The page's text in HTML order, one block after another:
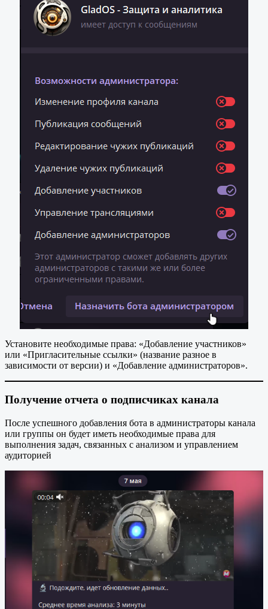
Установите необходимые права: «Добавление участников»
или «Пригласительные ссылки» (название разное в
зависимости от версии) и «Добавление администраторов».
Получение отчета о подписчиках канала
После успешного добавления бота в администраторы канала
или группы он будет иметь необходимые права для
выполнения задач, связанных с анализом и управлением
аудиторией